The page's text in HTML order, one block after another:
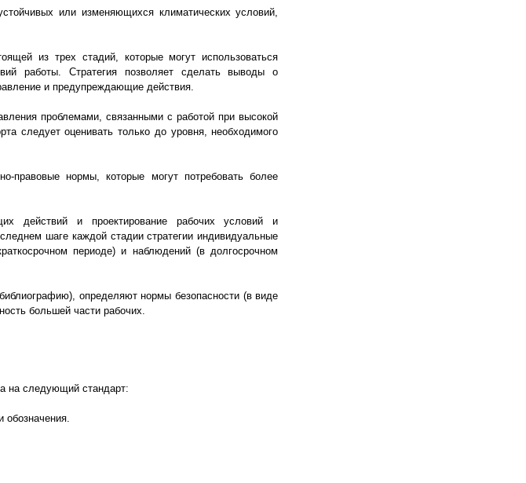
или изменяющихся климатических условий,
из трех стадий, которые могут использоваться
работы. Стратегия позволяет сделать выводы о
и предупреждающие действия.
проблемами, связанными с работой при высокой
следует оценивать только до уровня, необходимого
правовые нормы, которые могут потребовать более
действий и проектирование рабочих условий и
шаге каждой стадии стратегии индивидуальные
периоде) и наблюдений (в долгосрочном
определяют нормы безопасности (в виде
большей части рабочих.
на следующий стандарт:
обозначения.